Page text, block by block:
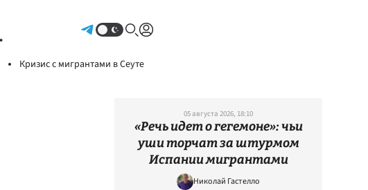
Кризис с мигрантами в Сеуте
05 августа 2026, 18:10
«Речь идет о гегемоне»: чьи
уши торчат за штурмом
Испании мигрантами
Николай Гастелло